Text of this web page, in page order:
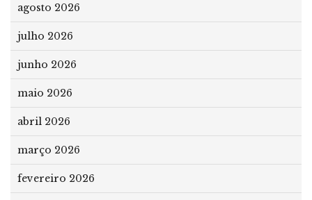
agosto 2026
julho 2026
junho 2026
maio 2026
abril 2026
março 2026
fevereiro 2026